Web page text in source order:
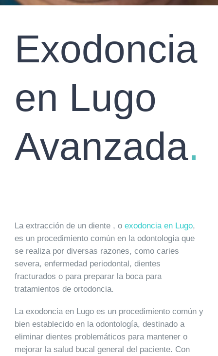
Exodoncia
en Lugo
Avanzada.
La extracción de un diente , o exodoncia en Lugo,
es un procedimiento común en la odontología que
se realiza por diversas razones, como caries
severa, enfermedad periodontal, dientes
fracturados o para preparar la boca para
tratamientos de ortodoncia.
La exodoncia en Lugo es un procedimiento común y
bien establecido en la odontología, destinado a
eliminar dientes problemáticos para mantener o
mejorar la salud bucal general del paciente. Con